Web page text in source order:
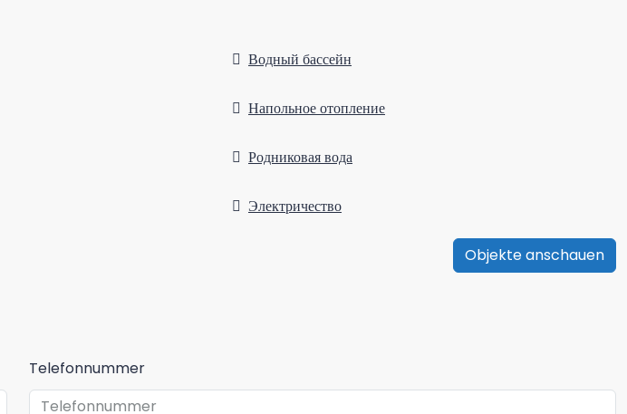
Водный бассейн
Напольное отопление
Родниковая вода
Электричество
Objekte anschauen
Telefonnummer